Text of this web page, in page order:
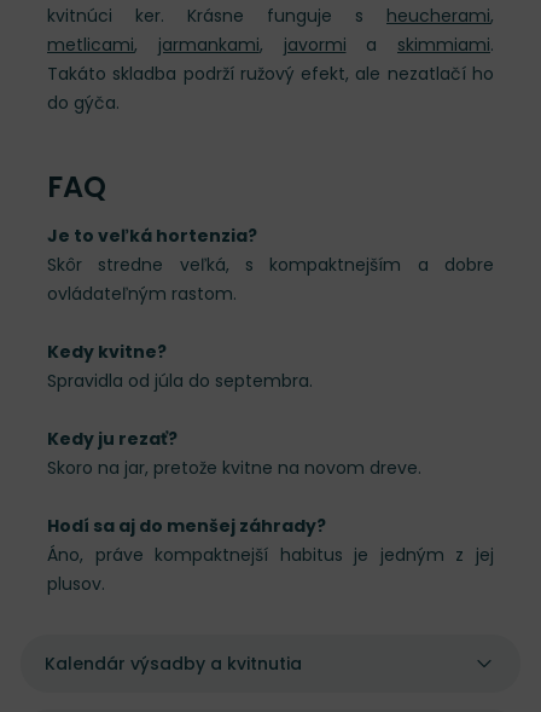
kvitnúci ker. Krásne funguje s heucherami,
metlicami, jarmankami, javormi a skimmiami.
Takáto skladba podrží ružový efekt, ale nezatlačí ho
do gýča.
FAQ
Je to veľká hortenzia?
Skôr stredne veľká, s kompaktnejším a dobre
ovládateľným rastom.
Kedy kvitne?
Spravidla od júla do septembra.
Kedy ju rezať?
Skoro na jar, pretože kvitne na novom dreve.
Hodí sa aj do menšej záhrady?
Áno, práve kompaktnejší habitus je jedným z jej
plusov.
Kalendár výsadby a kvitnutia